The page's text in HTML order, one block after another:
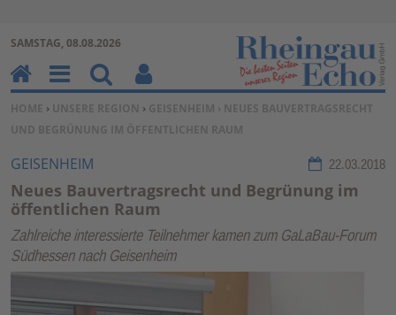
Zum Inhalt springen ↓
SAMSTAG, 08.08.2026
SIE BEFINDEN SICH HIER:
HOME › UNSERE REGION › GEISENHEIM › NEUES BAUVERTRAGSRECHT
UND BEGRÜNUNG IM ÖFFENTLICHEN RAUM
GEISENHEIM 22.03.2018
Neues Bauvertragsrecht und Begrünung im
öffentlichen Raum
Zahlreiche interessierte Teilnehmer kamen zum GaLaBau-Forum
Südhessen nach Geisenheim
H
o
m
e
M
en
u
Su
ch
en
Be
nu
tz
un
kti
on
en